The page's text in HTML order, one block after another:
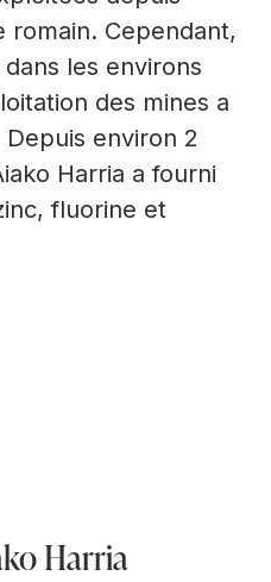
romain. Cependant,
les environs
des mines a
environ 2
Harria a fourni
fluorine et
Harria